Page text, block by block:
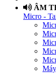
ÂM
Micro -